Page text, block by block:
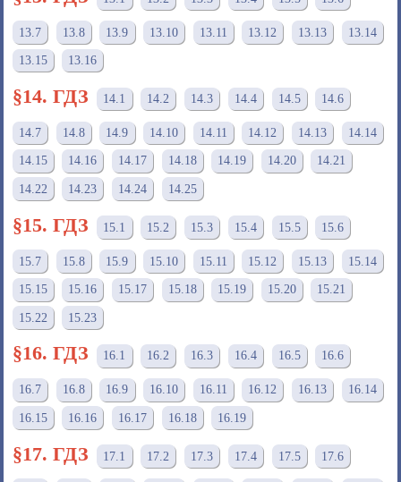
13.7 13.8 13.9 13.10 13.11 13.12 13.13 13.14
13.15 13.16
§14. ГДЗ 14.1 14.2 14.3 14.4 14.5 14.6
14.7 14.8 14.9 14.10 14.11 14.12 14.13 14.14
14.15 14.16 14.17 14.18 14.19 14.20 14.21
14.22 14.23 14.24 14.25
§15. ГДЗ 15.1 15.2 15.3 15.4 15.5 15.6
15.7 15.8 15.9 15.10 15.11 15.12 15.13 15.14
15.15 15.16 15.17 15.18 15.19 15.20 15.21
15.22 15.23
§16. ГДЗ 16.1 16.2 16.3 16.4 16.5 16.6
16.7 16.8 16.9 16.10 16.11 16.12 16.13 16.14
16.15 16.16 16.17 16.18 16.19
§17. ГДЗ 17.1 17.2 17.3 17.4 17.5 17.6